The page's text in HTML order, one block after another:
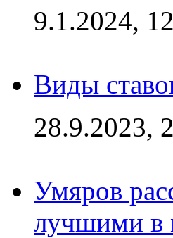
9.1.2024,
Виды
28.9.2023,
Умяров
лучшими в